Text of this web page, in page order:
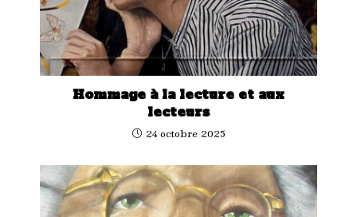
Hommage à la lecture et aux
lecteurs
24 octobre 2025